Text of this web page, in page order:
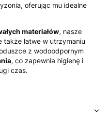
oferując mu idealne
materiałów, nasze
także łatwe w utrzymaniu
z wodoodpornym
, co zapewnia higienę i
czas.